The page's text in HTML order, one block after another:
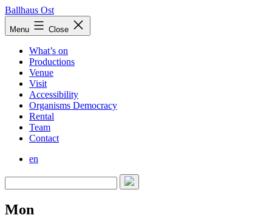
Skip
to
content
Ballhaus Ost
Ballhaus
Ost
Menu Close
What’s on
Productions
Venue
Visit
Accessibility
Organisms Democracy
Rental
Team
Contact
en
Mon